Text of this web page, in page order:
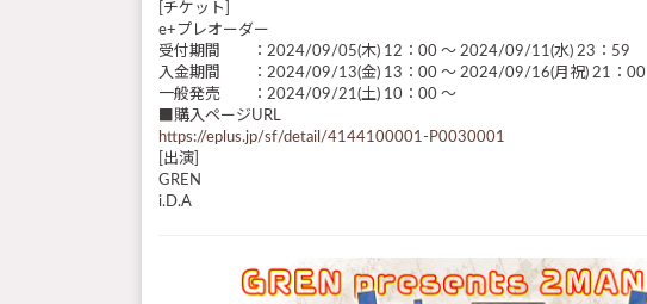
[チケット]
e+プレオーダー
受付期間 ：2024/09/05(木) 12：00 ～ 2024/09/11(水) 23：59
入金期間 ：2024/09/13(金) 13：00 ～ 2024/09/16(月祝) 21：00
一般発売 ：2024/09/21(土) 10：00 ～
■購入ページURL
https://eplus.jp/sf/detail/4144100001-P0030001
[出演]
GREN
i.D.A